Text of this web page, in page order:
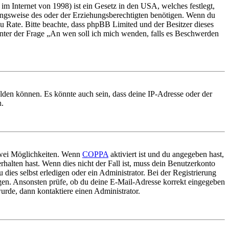
Internet von 1998) ist ein Gesetz in den USA, welches festlegt,
des oder der Erziehungsberechtigten benötigen. Wenn du
Bitte beachte, dass phpBB Limited und der Besitzer dieses
der Frage „An wen soll ich mich wenden, falls es Beschwerden
können. Es könnte auch sein, dass deine IP-Adresse oder der
Möglichkeiten. Wenn COPPA aktiviert ist und du angegeben hast,
hast. Wenn dies nicht der Fall ist, muss dein Benutzerkonto
selbst erledigen oder ein Administrator. Bei der Registrierung
Ansonsten prüfe, ob du deine E-Mail-Adresse korrekt eingegeben
dann kontaktiere einen Administrator.